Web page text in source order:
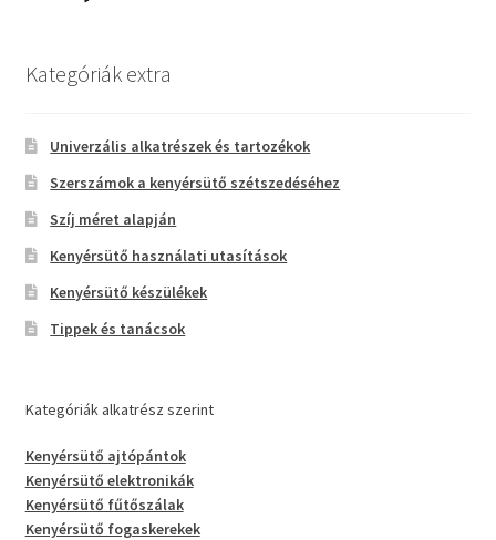
Kategóriák extra
Univerzális alkatrészek és tartozékok
Szerszámok a kenyérsütő szétszedéséhez
Szíj méret alapján
Kenyérsütő használati utasítások
Kenyérsütő készülékek
Tippek és tanácsok
Kategóriák alkatrész szerint
Kenyérsütő ajtópántok
Kenyérsütő elektronikák
Kenyérsütő fűtőszálak
Kenyérsütő fogaskerekek